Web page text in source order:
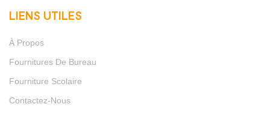
LIENS UTILES
À Propos
Fournitures De Bureau
Fourniture Scolaire
Contactez-Nous